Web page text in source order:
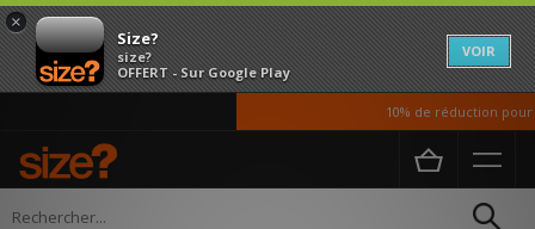
×
Size?
size?
OFFERT - Sur Google Play
VOIR
10% de réduction pour
Accueil Femme